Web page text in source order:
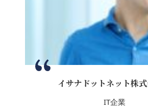
イサナドットネット株
IT企業